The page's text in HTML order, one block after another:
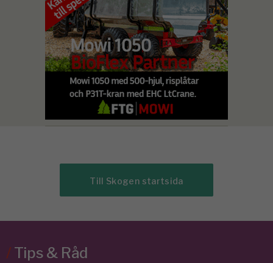
Till Skogen startsida
/Tips & Råd